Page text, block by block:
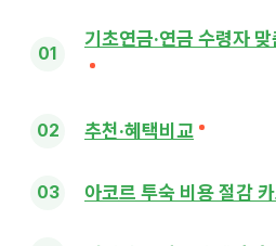
기초연금·연금 수령자
추천·혜택비교
아코르 투숙 비용 절감